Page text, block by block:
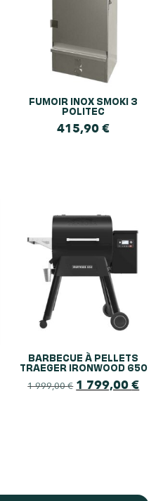
FUMOIR INOX SMOKI 3
POLITEC
415,90€
BARBECUE À PELLETS
TRAEGER IRONWOOD 650
1 999,00€ 1 799,00€